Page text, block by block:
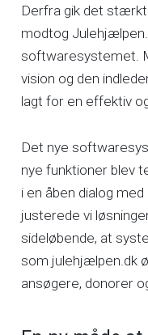
Derfra gik det
modtog
softwaresystemet.
vision og den
lagt for en effektiv
Det nye
nye funktioner blev
i en åben dialog
justerede vi
sideløbende, at
som julehjælpen.dk
ansøgere, donorer